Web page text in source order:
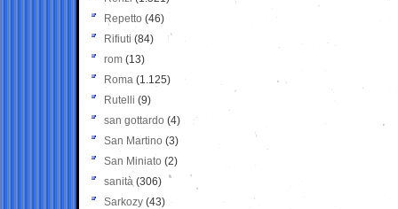
Repetto (46)
Rifiuti (84)
rom (13)
Roma (1.125)
Rutelli (9)
san gottardo (4)
San Martino (3)
San Miniato (2)
sanità (306)
Sarkozy (43)